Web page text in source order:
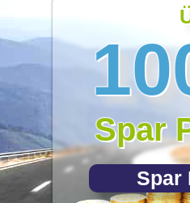
Spar
Spar